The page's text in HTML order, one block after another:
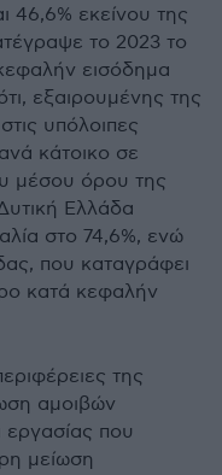
46,6% εκείνου της
το 2023 το
εισόδημα
εξαιρουμένης της
υπόλοιπες
κάτοικο σε
μέσου όρου της
Ελλάδα
στο 74,6%, ενώ
που καταγράφει
κατά κεφαλήν
της
αμοιβών
που
μείωση